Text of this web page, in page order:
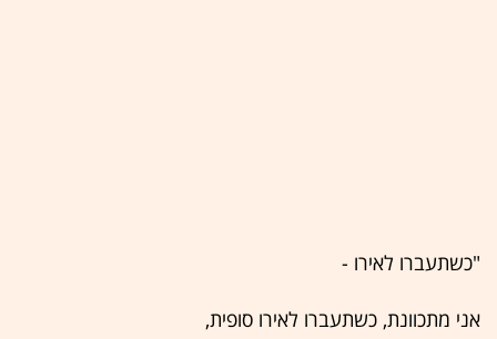
"כשתעברו לאירו -
אני מתכוונת, כשתעברו לאירו סופית,